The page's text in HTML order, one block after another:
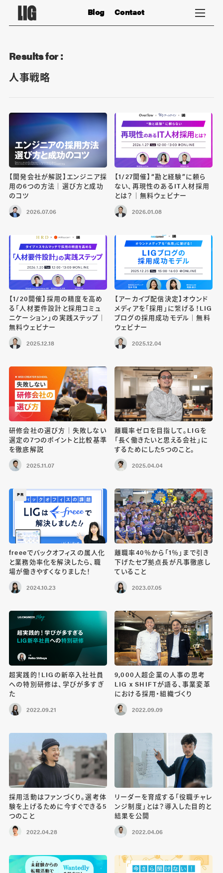
Contact
Blog
Results for :
人事戦略
【開発会社が解説】エンジニア採
用の6つの方法｜選び方と成功
のコツ
2026.07.06
【1/27開催】“勘と経験”に頼ら
ない、再現性のあるIT人材採用
とは？｜無料ウェビナー
2026.01.08
【1/20開催】採用の精度を高め
る「人材要件設計と採用コミュ
ニケーション」の実践ステップ｜
無料ウェビナー
2025.12.18
【アーカイブ配信決定】オウンド
メディアを「採用」に繋げる！LIG
ブログの採用成功モデル｜無料
ウェビナー
2025.12.04
研修会社の選び方｜失敗しない
選定の7つのポイントと比較基準
を徹底解説
2025.11.07
離職率ゼロを目指して。LIGを
「長く働きたいと思える会社」に
するためにした5つのこと。
2025.04.04
PR
freeeでバックオフィスの属人化
と業務効率化を解決したら、職
場が働きやすくなりました！
2024.10.23
離職率40％から「1％」まで引き
下げたセブ拠点長が凡事徹底し
ていること
2023.07.05
超実践的！LIGの新卒入社社員
への特別研修は、学びが多すぎ
た
2022.09.21
9,000人超企業の人事の思考
LIG x SHIFTが語る、事業変革
における採用・組織づくり
2022.09.09
採用活動はファンづくり。選考体
験を上げるために今すぐできる5
つのこと
2022.04.28
リーダーを育成する「役職チャレ
ンジ制度」とは？導入した目的と
結果を公開
2022.04.06